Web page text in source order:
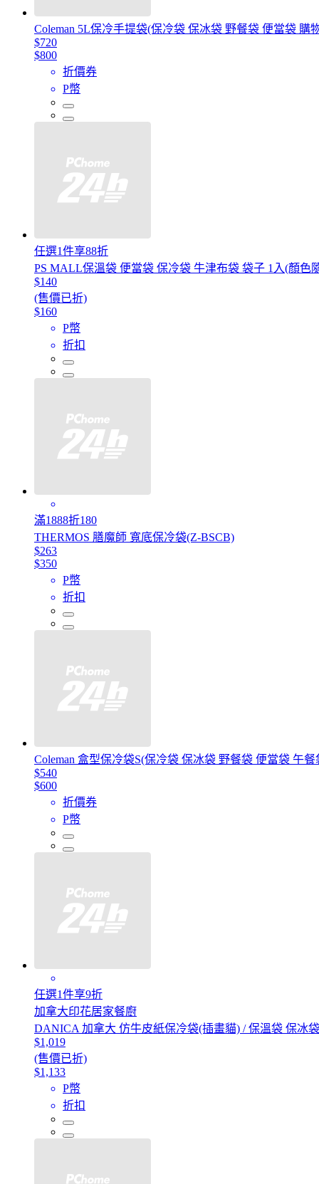
Coleman 5L保冷手提袋(保冷袋 保冰袋 野餐袋 便當袋 購
$720
$800
折價券
P幣
任選1件享88折
PS MALL保溫袋 便當袋 保冷袋 牛津布袋 袋子 1入(顏色
$140
(售價已折)
$160
P幣
折扣
滿1888折180
THERMOS 膳魔師 寬底保冷袋(Z-BSCB)
$263
$350
P幣
折扣
Coleman 盒型保冷袋S(保冷袋 保冰袋 野餐袋 便當袋 午餐
$540
$600
折價券
P幣
任選1件享9折
加拿大印花居家餐廚
DANICA 加拿大 仿牛皮紙保冷袋(插畫貓) / 保溫袋 保冰
$1,019
(售價已折)
$1,133
P幣
折扣